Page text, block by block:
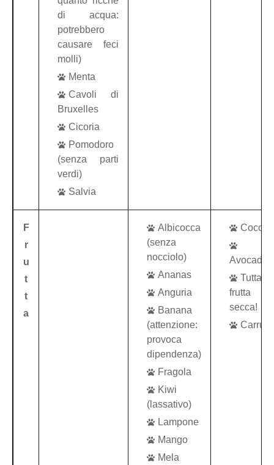
di acqua:
potrebbero
causare feci
molli)
Menta
Cavoli di
Bruxelles
Cicoria
Pomodoro
(senza parti
verdi)
Salvia
F
r
u
t
t
a
Albicocca
(senza
nocciolo)
Ananas
Anguria
Banana
(attenzione:
provoca
dipendenza)
Fragola
Kiwi
(lassativo)
Lampone
Mango
Mela
Cocco
Avocado
Tutta
frutta
secca!